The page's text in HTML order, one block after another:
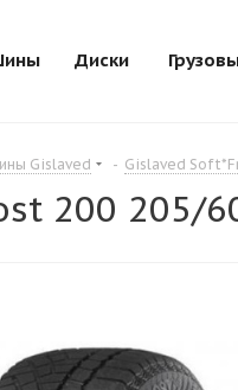
Диски
Gislaved - Gislaved
200 205/